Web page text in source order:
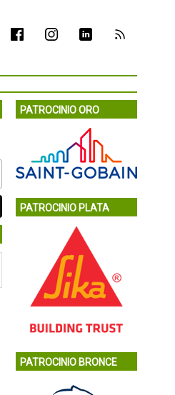
PATROCINIO ORO
PATROCINIO PLATA
PATROCINIO BRONCE